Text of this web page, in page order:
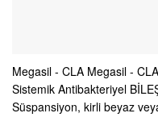
Megasil - CLA Megasil -
Sistemik Antibakteriyel
Süspansiyon, kirli beyaz